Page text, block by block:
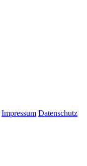
Impressum Datenschutz